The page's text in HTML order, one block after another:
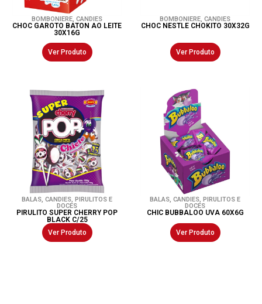
BOMBONIERE, CANDIES
CHOC GAROTO BATON AO LEITE
30X16G
Ver Produto
BOMBONIERE, CANDIES
CHOC NESTLE CHOKITO 30X32G
Ver Produto
BALAS, CANDIES, PIRULITOS E
DOCES
PIRULITO SUPER CHERRY POP
BLACK C/25
Ver Produto
BALAS, CANDIES, PIRULITOS E
DOCES
CHIC BUBBALOO UVA 60X6G
Ver Produto